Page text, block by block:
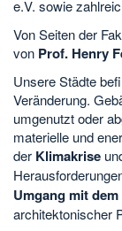
e.V. sowie
Von Seiten der
von Prof. Henry
Unsere Städte
Veränderung.
umgenutzt oder
materielle und
der Klimakrise
Umgang mit
architektonischer